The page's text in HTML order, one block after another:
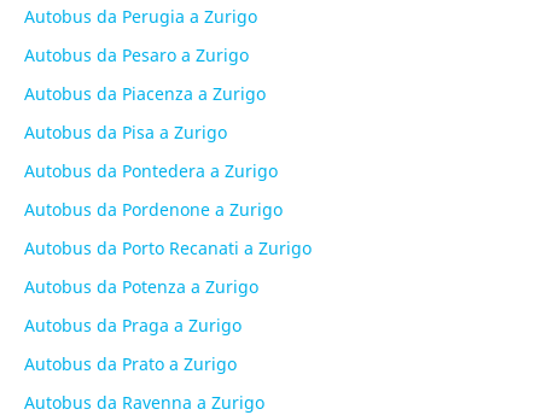
Autobus da Perugia a Zurigo
Autobus da Pesaro a Zurigo
Autobus da Piacenza a Zurigo
Autobus da Pisa a Zurigo
Autobus da Pontedera a Zurigo
Autobus da Pordenone a Zurigo
Autobus da Porto Recanati a Zurigo
Autobus da Potenza a Zurigo
Autobus da Praga a Zurigo
Autobus da Prato a Zurigo
Autobus da Ravenna a Zurigo